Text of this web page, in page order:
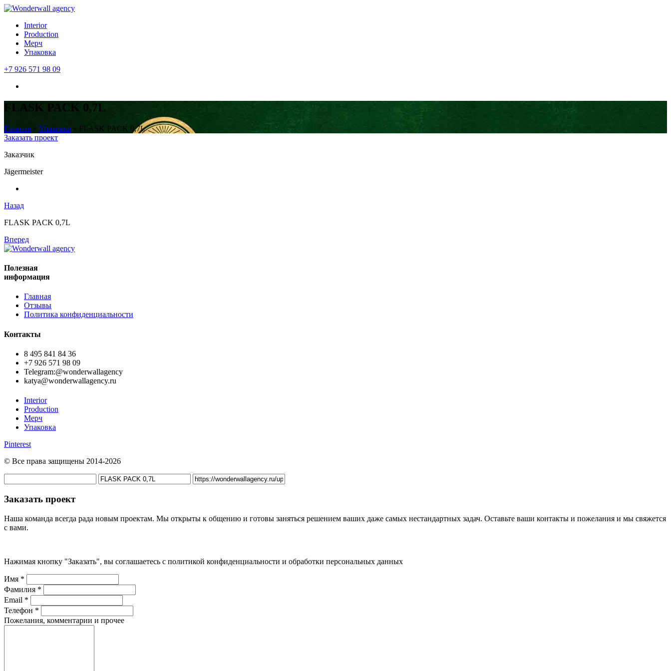
Interior
Production
Мерч
Упаковка
+7 926 571 98 09
FLASK PACK 0,7L
Главная » Упаковка » FLASK PACK 0,7L
Заказать проект
Заказчик
Jägermeister
Назад
FLASK PACK 0,7L
Вперед
Полезная
информация
Главная
Отзывы
Политика конфиденциальности
Контакты
8 495 841 84 36
+7 926 571 98 09
Telegram:@wonderwallagency
katya@wonderwallagency.ru
Interior
Production
Мерч
Упаковка
Pinterest
© Все права защищены 2014-2026
Заказать проект
Наша команда всегда рада новым проектам. Мы открыты к общению и готовы заняться решением ваших даже самых нестандартных задач. Оставьте ваши контакты и пожелания и мы свяжется
с вами.
Нажимая кнопку "Заказать", вы соглашаетесь с политикой конфиденциальности и обработки персональных данных
Имя *
Фамилия *
Email *
Телефон *
Пожелания, комментарии и прочее